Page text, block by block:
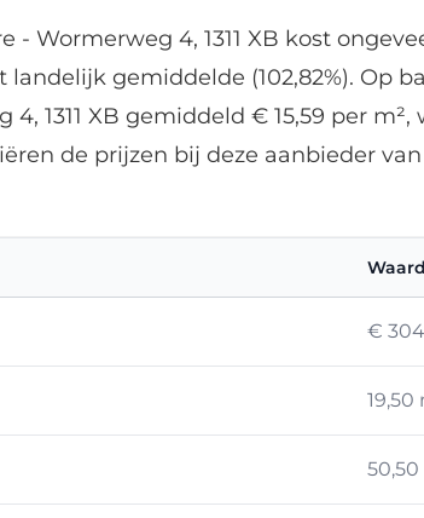
Wormerweg 4, 1311 XB kost
gemiddelde (102,82%). Op
1311 XB gemiddeld € 15,59 per m²,
de prijzen bij deze aanbieder
€
19,50
50,50